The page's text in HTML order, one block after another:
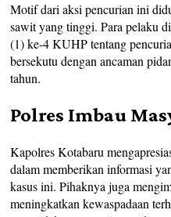
Motif dari aksi pencurian ini
sawit yang tinggi. Para pelaku
(1) ke-4 KUHP tentang
bersekutu dengan ancaman
tahun.
Polres Imbau
Kapolres Kotabaru
dalam memberikan informasi
kasus ini. Pihaknya juga
meningkatkan kewaspadaan